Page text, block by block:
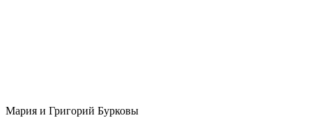
Мария и Григорий Бурковы